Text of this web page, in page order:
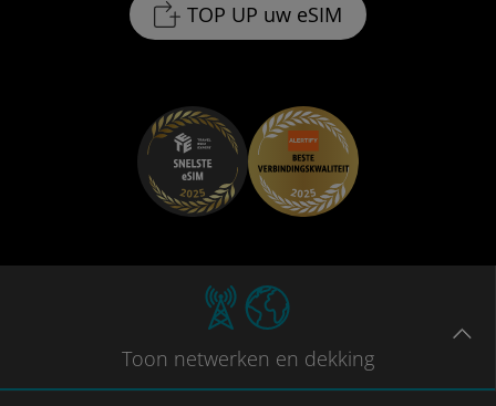
TOP UP uw eSIM
Toon netwerken en dekking